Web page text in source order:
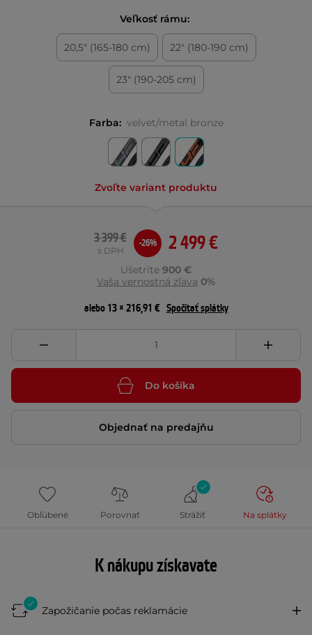
Veľkosť rámu:
20,5" (165-180 cm) 22" (180-190 cm)
23" (190-205 cm)
Farba: velvet/metal bronze
Zvoľte variant produktu
2 499 €
3 399 €
s DPH
-26%
Ušetríte 900 €
Vaša vernostná zľava 0%
alebo 13 × 216,91 € Spočítať splátky
Do košíka
Objednať na predajňu
Obľúbené Porovnať Strážiť Na splátky
K nákupu získavate
Zapožičanie počas reklamácie